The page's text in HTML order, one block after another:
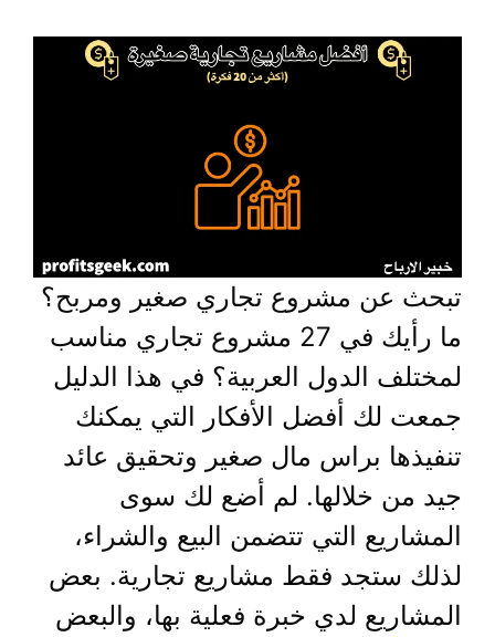
تبحث عن مشروع تجاري صغير ومربح؟
ما رأيك في 27 مشروع تجاري مناسب
لمختلف الدول العربية؟ في هذا الدليل
جمعت لك أفضل الأفكار التي يمكنك
تنفيذها براس مال صغير وتحقيق عائد
جيد من خلالها. لم أضع لك سوى
المشاريع التي تتضمن البيع والشراء،
لذلك ستجد فقط مشاريع تجارية. بعض
المشاريع لدي خبرة فعلية بها، والبعض